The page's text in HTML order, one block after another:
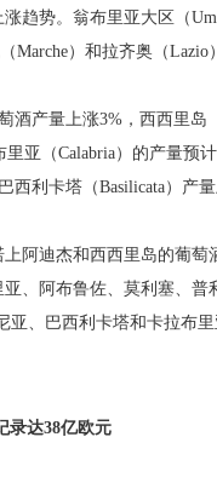
势。翁布里亚大区（
Marche）和拉齐奥（
产量上涨3%，西西里岛
里亚（Calabria）的产量预
西利卡塔（Basilicata）产
迪杰和西西里岛的葡萄
、阿布鲁佐、莫利塞、
、巴西利卡塔和卡拉布
录达38亿欧元